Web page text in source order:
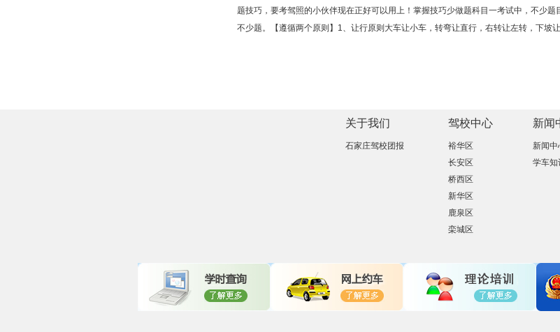
题技巧，要考驾照的小伙伴现在正好可以用上！掌握技巧少做题科目一考试中，不少
不少题。【遵循两个原则】1、让行原则大车让小车，转弯让直行，右转让左转，下坡
关于我们
石家庄驾校团报
驾校中心
裕华区
长安区
桥西区
新华区
鹿泉区
栾城区
新闻
新闻中
学车知